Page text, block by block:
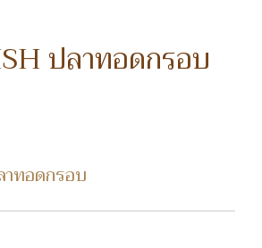
ปลาทอดกรอบ
าทอดกรอบ